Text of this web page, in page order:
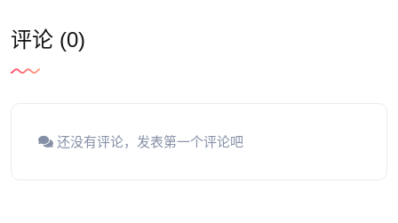
评论 (0)
还没有评论，发表第一个评论吧